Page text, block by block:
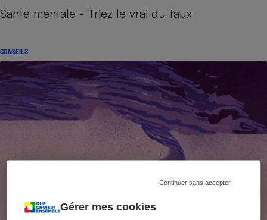
Gérer mes cookies
Continuer sans accepter
Santé mentale - Triez le vrai du faux
CONSEILS